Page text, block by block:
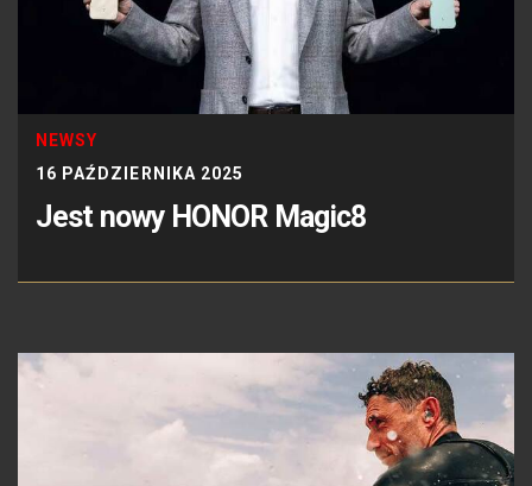
NEWSY
16 PAŹDZIERNIKA 2025
Jest nowy HONOR Magic8